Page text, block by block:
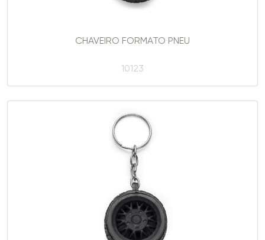
CHAVEIRO FORMATO PNEU
10123